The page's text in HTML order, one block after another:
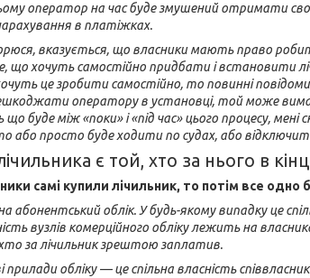
оператор на час буде змушений отримати
в платіжках.
вказується, що власники мають право
що хочуть самостійно придбати і встановити
це зробити самостійно, то повинні
оператору в установці, той може
що буде між «поки» і «під час» цього процесу,
або просто буде ходити по судах, або
є той, хто за нього в
самі купили лічильник, то потім все одно
абонентський облік. У будь-якому випадку це
вузлів комерційного обліку лежить на
за лічильник зрештою заплатив.
прилади обліку — це спільна власність